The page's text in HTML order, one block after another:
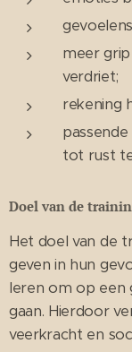
meer
verdriet;
rekening
tot rust
Doel van de
Het doel van de
geven in hun
leren om op een
gaan. Hierdoor
veerkracht en